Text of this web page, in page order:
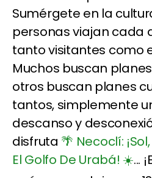
Sumérgete en la
personas viajan cada
tanto visitantes como
Muchos buscan
otros buscan planes
tantos, simplemente
descanso y
disfruta 🌴 Necoclí:
El Golfo De Urabá! ☀️...